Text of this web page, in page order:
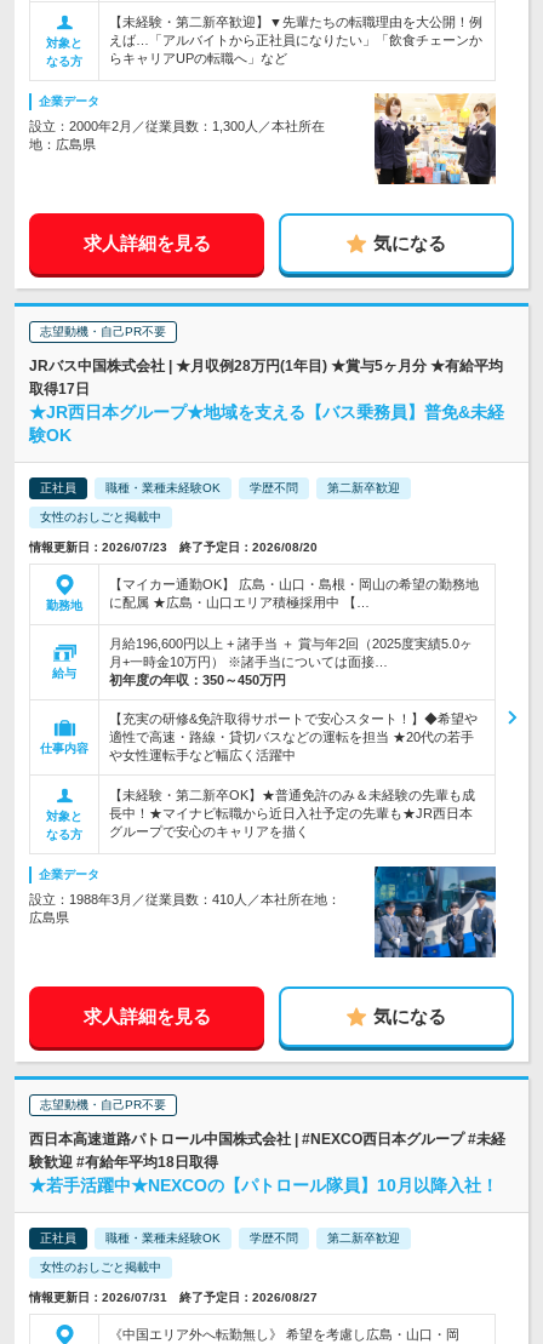
対象と
なる方
【未経験・第二新卒歓迎】▼先輩たちの転職理由を大公開！例
えば…「アルバイトから正社員になりたい」「飲食チェーンか
らキャリアUPの転職へ」など
企業データ
設立：2000年2月／従業員数：1,300人／本社所在
地：広島県
求人詳細を見る 気になる
志望動機・自己PR不要
JRバス中国株式会社 | ★月収例28万円(1年目) ★賞与5ヶ月分 ★有給平均
取得17日
★JR西日本グループ★地域を支える【バス乗務員】普免&未経
験OK
正社員 職種・業種未経験OK 学歴不問 第二新卒歓迎
女性のおしごと掲載中
情報更新日：2026/07/23 終了予定日：2026/08/20
勤務地
【マイカー通勤OK】 広島・山口・島根・岡山の希望の勤務地
に配属 ★広島・山口エリア積極採用中 【…
給与
月給196,600円以上 + 諸手当 ＋ 賞与年2回（2025度実績5.0ヶ
月+一時金10万円） ※諸手当については面接…
初年度の年収： 350～450万円
仕事内容
【充実の研修&免許取得サポートで安心スタート！】◆希望や
適性で高速・路線・貸切バスなどの運転を担当 ★20代の若手
や女性運転手など幅広く活躍中
対象と
なる方
【未経験・第二新卒OK】★普通免許のみ＆未経験の先輩も成
長中！★マイナビ転職から近日入社予定の先輩も★JR西日本
グループで安心のキャリアを描く
企業データ
設立：1988年3月／従業員数：410人／本社所在地：
広島県
求人詳細を見る 気になる
志望動機・自己PR不要
西日本高速道路パトロール中国株式会社 | #NEXCO西日本グループ #未経
験歓迎 #有給年平均18日取得
★若手活躍中★NEXCOの【パトロール隊員】10月以降入社！
正社員 職種・業種未経験OK 学歴不問 第二新卒歓迎
女性のおしごと掲載中
情報更新日：2026/07/31 終了予定日：2026/08/27
《中国エリア外へ転勤無し》 希望を考慮し広島・山口・岡